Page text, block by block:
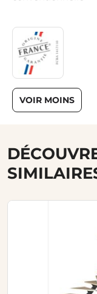
VOIR MOINS